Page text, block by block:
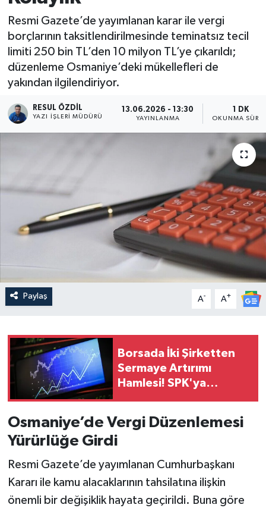
Resmi Gazete’de yayımlanan karar ile vergi
borçlarının taksitlendirilmesinde teminatsız tecil
limiti 250 bin TL’den 10 milyon TL’ye çıkarıldı;
düzenleme Osmaniye’deki mükellefleri de
yakından ilgilendiriyor.
RESUL ÖZDIL
YAZI İŞLERI MÜDÜRÜ
13.06.2026 - 13:30
YAYINLANMA
1 DK
OKUNMA
Paylaş A- A+
Borsada İki Şirketten
Sermaye Artırımı
Hamlesi! SPK'ya
Osmaniye’de Vergi Düzenlemesi
Yürürlüğe Girdi
Resmi Gazete’de yayımlanan Cumhurbaşkanı
Kararı ile kamu alacaklarının tahsilatına ilişkin
önemli bir değişiklik hayata geçirildi. Buna göre